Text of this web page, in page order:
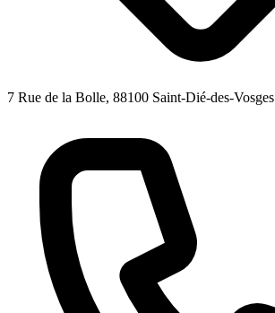
7 Rue de la Bolle, 88100 Saint-Dié-des-Vosges